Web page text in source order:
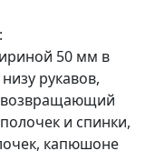
50 мм в
рукавов,
и спинки,
капюшоне